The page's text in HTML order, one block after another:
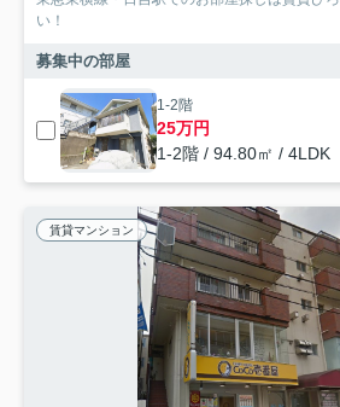
い！
募集中の部屋
1-2階
25万円
1-2階 / 94.80㎡ / 4LDK
賃貸マンション